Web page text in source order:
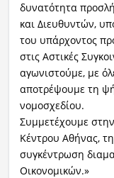
δυνατότητα
και Διευθυντών,
του υπάρχοντος
στις Αστικές
αγωνιστούμε, με
αποτρέψουμε τη
νομοσχεδίου.
Συμμετέχουμε
Κέντρου Αθήνας,
συγκέντρωση
Οικονομικών.»